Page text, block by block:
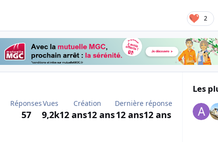
2
Réponses
57
Vues
9,2k
Création
12 ans12 ans
Dernière réponse
12 ans12 ans
Les